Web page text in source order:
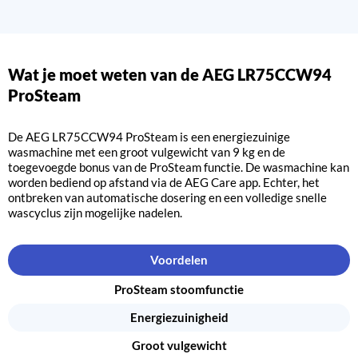
Wat je moet weten van de AEG LR75CCW94
ProSteam
De AEG LR75CCW94 ProSteam is een energiezuinige
wasmachine met een groot vulgewicht van 9 kg en de
toegevoegde bonus van de ProSteam functie. De wasmachine kan
worden bediend op afstand via de AEG Care app. Echter, het
ontbreken van automatische dosering en een volledige snelle
wascyclus zijn mogelijke nadelen.
Voordelen
ProSteam stoomfunctie
Energiezuinigheid
Groot vulgewicht